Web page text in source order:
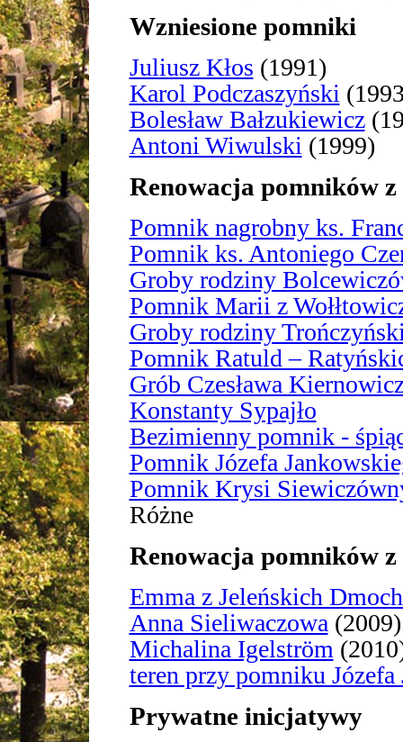
Wzniesione pomniki
Juliusz Kłos (1991)
Karol Podczaszyński
Bolesław Bałzukiewicz
Antoni Wiwulski (1999)
Renowacja pomników
Pomnik nagrobny ks.
Pomnik ks. Antoniego
Groby rodziny
Pomnik Marii z
Groby rodziny
Pomnik Ratuld –
Grób Czesława
Konstanty Sypajło
Bezimienny pomnik -
Pomnik Józefa
Pomnik Krysi
Różne
Renowacja pomników
Emma z Jeleńskich
Anna Sieliwaczowa (2009)
Michalina Igelström
teren przy pomniku
Prywatne inicjatywy